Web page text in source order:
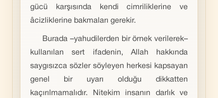
gücü karşısında kendi cimriliklerine ve
âcizliklerine bakmaları gerekir.
Burada –yahudilerden bir örnek verilerek–
kullanılan sert ifadenin, Allah hakkında
saygısızca sözler söyleyen herkesi kapsayan
genel bir uyarı olduğu dikkatten
kaçırılmamalıdır. Nitekim insanın darlık ve